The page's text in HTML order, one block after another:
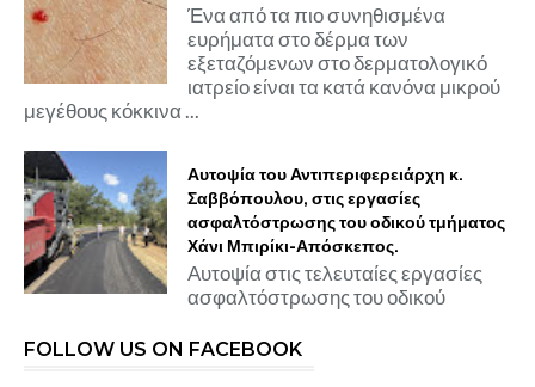
Ένα από τα πιο συνηθισμένα
ευρήματα στο δέρμα των
εξεταζόμενων στο δερματολογικό
ιατρείο είναι τα κατά κανόνα μικρού
μεγέθους κόκκινα ...
Αυτοψία του Αντιπεριφερειάρχη κ.
Σαββόπουλου, στις εργασίες
ασφαλτόστρωσης του οδικού τμήματος
Χάνι Μπιρίκι-Απόσκεπος.
Αυτοψία στις τελευταίες εργασίες
ασφαλτόστρωσης του οδικού
FOLLOW US ON FACEBOOK